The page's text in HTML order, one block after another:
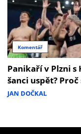
Komentář
Panikaří v Plzni s
šanci uspět?
JAN DOČKAL